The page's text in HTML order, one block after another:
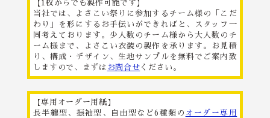
【1枚からでも製作可能です】
当社では、よさこい祭りに参加するチーム様の「こだ
わり」を形にするお手伝いができればと、スタッフ一
同考えております。少人数のチーム様から大人数のチ
ーム様まで、よさこい衣装の製作を承ります。お見積
り、構成・デザイン、生地サンプルを無料でご案内致
しますので、まずは お問合せ ください。
【専用オーダー用紙】
長半纏型、振袖型、自由型など6種類の オーダー専用